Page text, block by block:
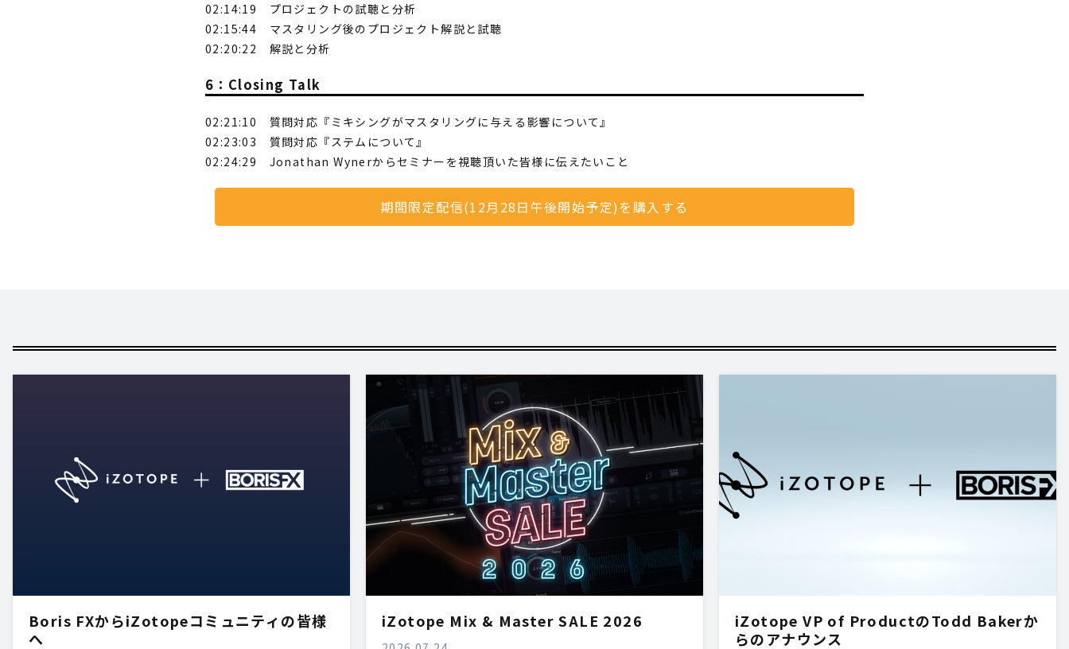
02:14:19 プロジェクトの試聴と分析
02:15:44 マスタリング後のプロジェクト解説と試聴
02:20:22 解説と分析
6：Closing Talk
02:21:10 質問対応『ミキシングがマスタリングに与える影響について』
02:23:03 質問対応『ステムについて』
02:24:29 Jonathan Wynerからセミナーを視聴頂いた皆様に伝えたいこと
期間限定配信(12月28日午後開始予定)を購入する
Boris FXからiZotopeコミュニティの皆様
へ
iZotope Mix & Master SALE 2026
iZotope VP of ProductのTodd Bakerか
らのアナウンス